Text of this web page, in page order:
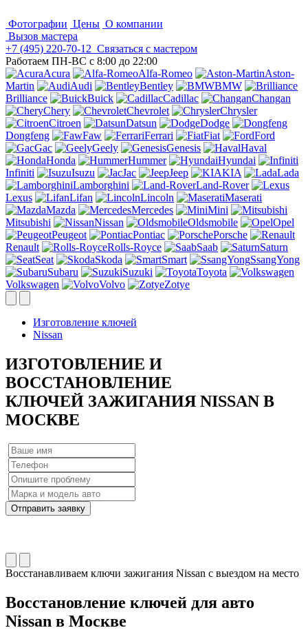
Фотографии Цены О компании
Вызов мастера
+7 (495) 220-70-12 Связаться с мастером
Работаем ПН-ВС с 8:00 до 22:00
Acura
Alfa-Romeo
Aston-
Martin
Audi Bentley
BMW
Brilliance
Buick Cadillac
Changan
Chery
Chevrolet
Chrysler
Citroen
Datsun
Dodge
Dongfeng
Faw Ferrari Fiat
Ford
Gac
Geely Genesis
Haval
Honda
Hummer
Hyundai
Infiniti
Isuzu Jac Jeep KIA
Lada
Lamborghini
Land-Rover
Lexus
Lifan Lincoln
Maserati
Mazda
Mercedes
Mini
Mitsubishi
Nissan Oldsmobile
Opel
Peugeot
Pontiac
Porsche
Renault
Rolls-Royce Saab
Saturn
Seat
Skoda Smart
SsangYong
Subaru
Suzuki
Toyota
Volkswagen
Volvo Zotye
Изготовление ключей
Nissan
ИЗГОТОВЛЕНИЕ И
ВОССТАНОВЛЕНИЕ
КЛЮЧЕЙ ЗАЖИГАНИЯ NISSAN В
МОСКВЕ
Отправить заявку
Восстанавливаем ключи зажигания Nissan с выездом на место
Восстановление ключей для авто
Nissan в Москве